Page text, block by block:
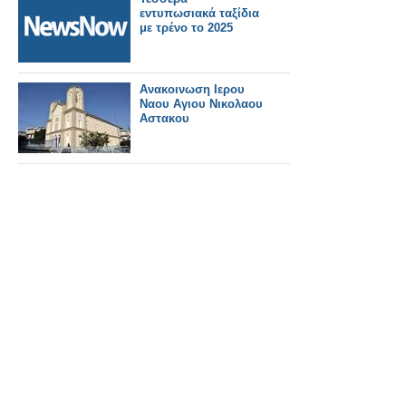
για το βάρος της
αμαξοστοιχίας
εντυπωσιακά ταξίδια
με τρένο το 2025
Ανακοινωση Ιερου
Ναου Αγιου Νικολαου
Αστακου